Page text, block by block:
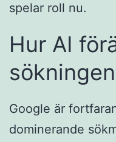
spelar roll nu.
Hur AI
sökningen
Google är
dominerande